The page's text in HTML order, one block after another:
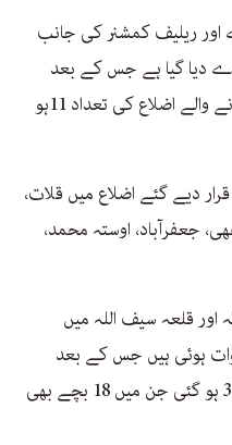
اور ریلیف کمشنر کی جانب
دیا گیا ہے جس کے بعد
بلوچستان کے آفت زدہ قرار دیے جانے والے اضلاع کی تعداد 11ہو
دیے گئے اضلاع میں قلات،
جعفرآباد، اوستہ محمد،
اور قلعہ سیف اللہ میں
ہوئی ہیں جس کے بعد
بارشوں سے مرنے والوں کی تعداد 31 ہو گئی جن میں 18 بچے بھی